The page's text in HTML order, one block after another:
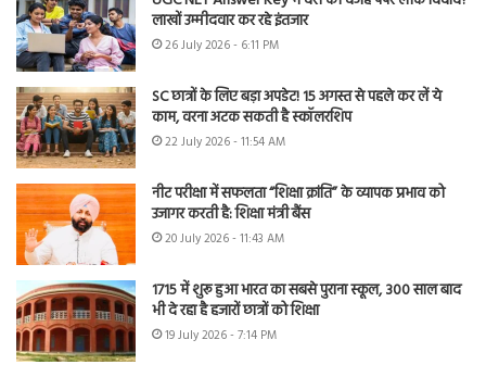
लाखों उम्मीदवार कर रहे इंतजार
26 July 2026 - 6:11 PM
SC छात्रों के लिए बड़ा अपडेट! 15 अगस्त से पहले कर लें ये
काम, वरना अटक सकती है स्कॉलरशिप
22 July 2026 - 11:54 AM
नीट परीक्षा में सफलता “शिक्षा क्रांति” के व्यापक प्रभाव को
उजागर करती है: शिक्षा मंत्री बैंस
20 July 2026 - 11:43 AM
1715 में शुरू हुआ भारत का सबसे पुराना स्कूल, 300 साल बाद
भी दे रहा है हजारों छात्रों को शिक्षा
19 July 2026 - 7:14 PM